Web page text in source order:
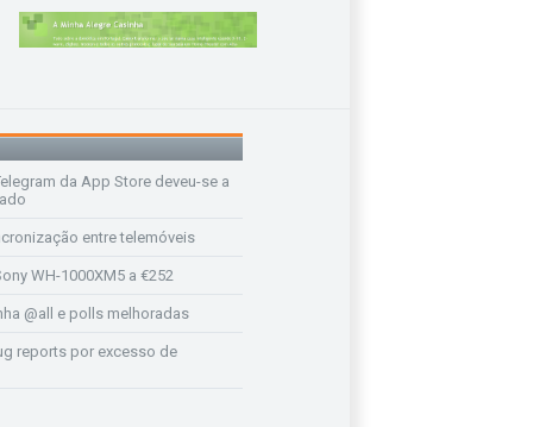
da App Store deveu-se a
entre telemóveis
WH-1000XM5 a €252
@all e polls melhoradas
reports por excesso de